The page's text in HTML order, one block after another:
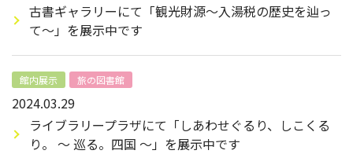
古書ギャラリーにて「観光財源～入湯税の歴史を辿っ
て～」を展示中です
館内展示 旅の図書館
2024.03.29
ライブラリープラザにて「しあわせぐるり、しこくる
り。 ～ 巡る。四国 ～」を展示中です